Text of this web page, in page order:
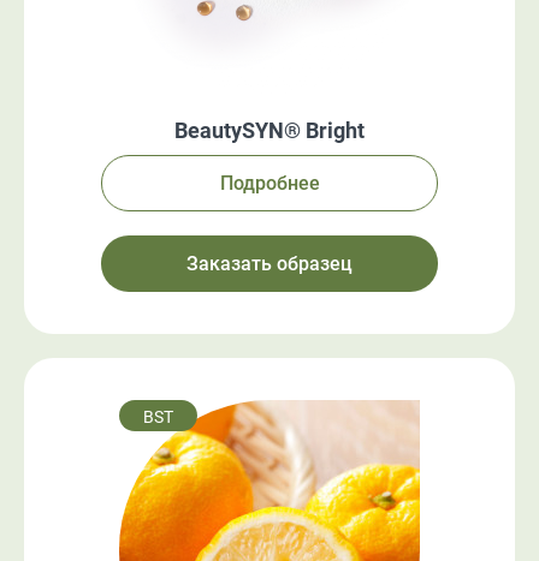
BeautySYN® Bright
Подробнее
Заказать образец
BST